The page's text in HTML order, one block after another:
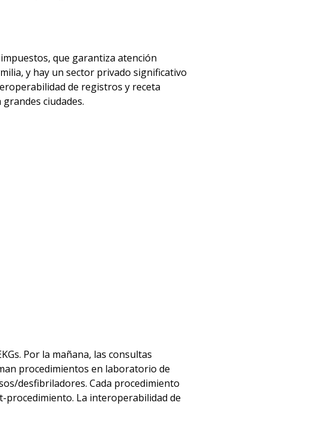
que garantiza atención
y hay un sector privado significativo
de registros y receta
ciudades.
Por la mañana, las consultas
procedimientos en laboratorio de
desfibriladores. Cada procedimiento
procedimiento. La interoperabilidad de